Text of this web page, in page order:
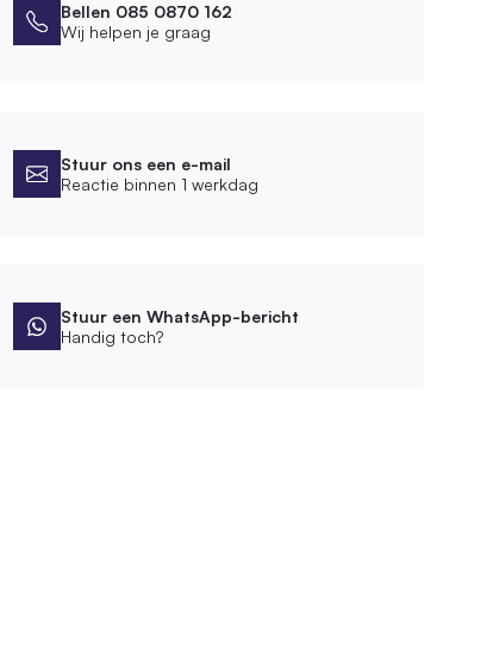
Bellen 085 0870 162
Wij helpen je graag
Stuur ons een e-mail
Reactie binnen 1 werkdag
Stuur een WhatsApp-bericht
Handig toch?